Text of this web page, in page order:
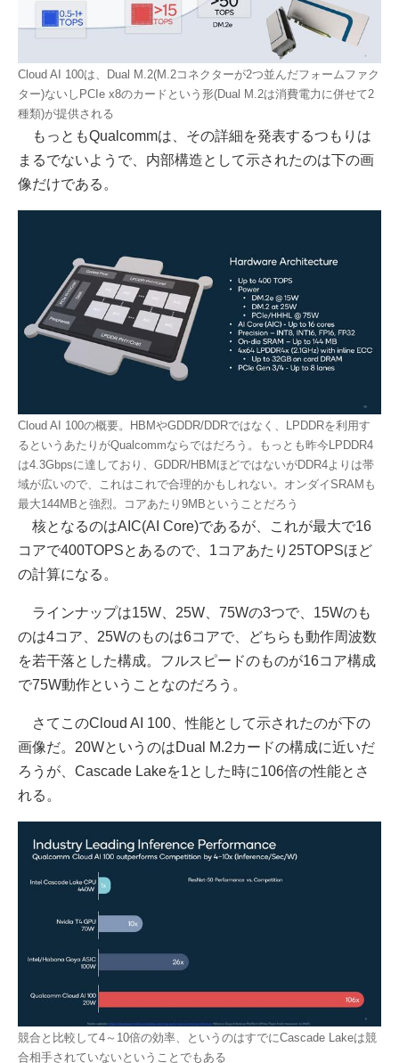
Cloud AI 100は、Dual M.2(M.2コネクターが2つ並んだフォームファク
ター)ないしPCIe x8のカードという形(Dual M.2は消費電力に併せて2
種類)が提供される
もっともQualcommは、その詳細を発表するつもりは
まるでないようで、内部構造として示されたのは下の画
像だけである。
Cloud AI 100の概要。HBMやGDDR/DDRではなく、LPDDRを利用す
るというあたりがQualcommならではだろう。もっとも昨今LPDDR4
は4.3Gbpsに達しており、GDDR/HBMほどではないがDDR4よりは帯
域が広いので、これはこれで合理的かもしれない。オンダイSRAMも
最大144MBと強烈。コアあたり9MBということだろう
核となるのはAIC(AI Core)であるが、これが最大で16
コアで400TOPSとあるので、1コアあたり25TOPSほど
の計算になる。
ラインナップは15W、25W、75Wの3つで、15Wのも
のは4コア、25Wのものは6コアで、どちらも動作周波数
を若干落とした構成。フルスピードのものが16コア構成
で75W動作ということなのだろう。
さてこのCloud AI 100、性能として示されたのが下の
画像だ。20WというのはDual M.2カードの構成に近いだ
ろうが、Cascade Lakeを1とした時に106倍の性能とさ
れる。
競合と比較して4～10倍の効率、というのはすでにCascade Lakeは競
合相手されていないということでもある